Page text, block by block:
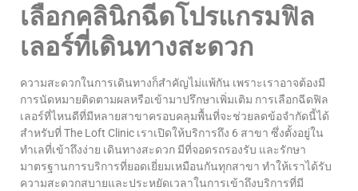
เลือกคลินิกฉีดโปรแกรมฟิล
เลอร์ที่เดินทางสะดวก
ความสะดวกในการเดินทางก็สำคัญไม่แพ้กัน เพราะเราอาจต้องมี
การนัดหมายติดตามผลหรือเข้ามาปรึกษาเพิ่มเติม การเลือกฉีดฟิล
เลอร์ที่ไหนดีที่มีหลายสาขาครอบคลุมพื้นที่จะช่วยลดข้อจำกัดนี้ได้
สำหรับที่ The Loft Clinic เราเปิดให้บริการถึง 6 สาขา ซึ่งตั้งอยู่ใน
ทำเลที่เข้าถึงง่าย เดินทางสะดวก มีที่จอดรถรองรับ และรักษา
มาตรฐานการบริการที่ยอดเยี่ยมเหมือนกันทุกสาขา ทำให้เราได้รับ
ความสะดวกสบายและประหยัดเวลาในการเข้าถึงบริการที่มี